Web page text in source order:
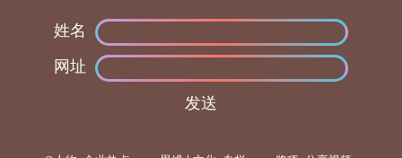
姓名
网址
发送